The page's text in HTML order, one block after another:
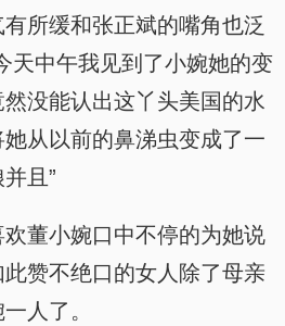
所缓和张正斌的嘴角也泛
天中午我见到了小婉她的变
没能认出这丫头美国的水
从以前的鼻涕虫变成了一
且”
董小婉口中不停的为她说
赞不绝口的女人除了母亲
人了。